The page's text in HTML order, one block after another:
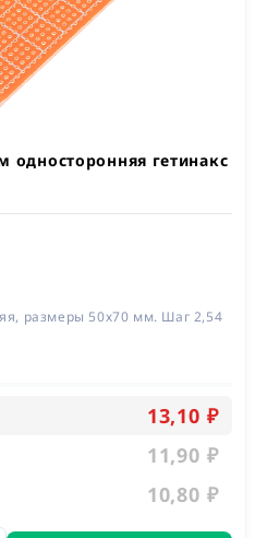
односторонняя гетинакс
размеры 50х70 мм. Шаг 2,54
13,10 ₽
11,90 ₽
10,80 ₽